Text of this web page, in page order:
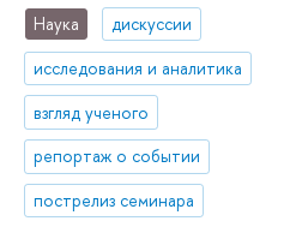
Наука
дискуссии
исследования и аналитика
взгляд ученого
репортаж о событии
пострелиз семинара